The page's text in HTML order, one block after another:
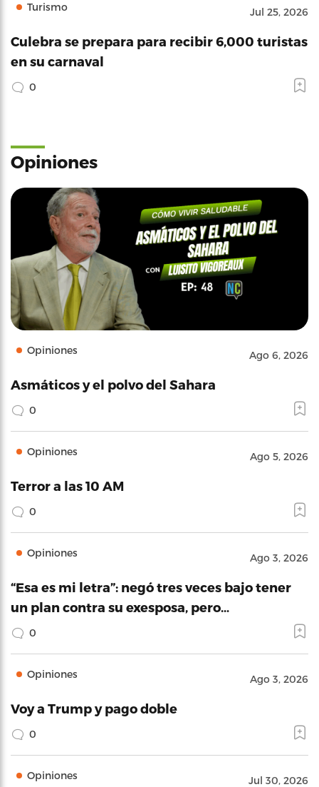
Turismo Jul 25, 2026
Culebra se prepara para recibir 6,000 turistas
en su carnaval
0
Opiniones
Opiniones Ago 6, 2026
Asmáticos y el polvo del Sahara
0
Opiniones Ago 5, 2026
Terror a las 10 AM
0
Opiniones Ago 3, 2026
“Esa es mi letra”: negó tres veces bajo tener
un plan contra su exesposa, pero…
0
Opiniones Ago 3, 2026
Voy a Trump y pago doble
0
Opiniones Jul 30, 2026